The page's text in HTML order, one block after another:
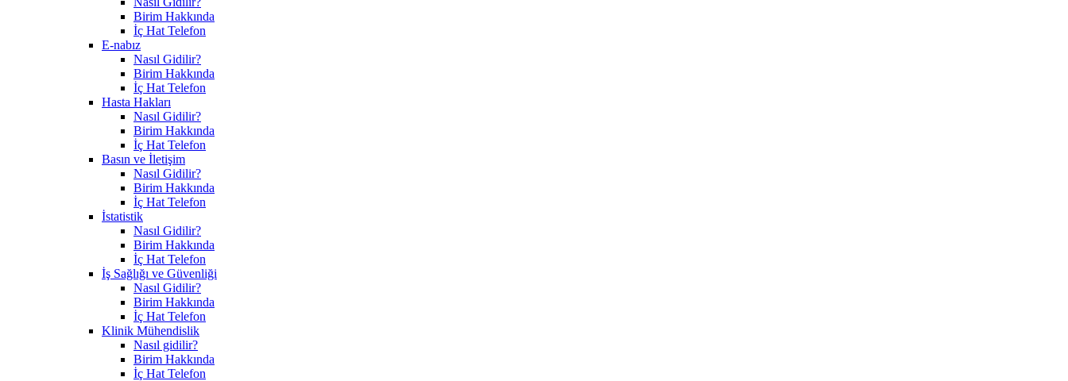
Birim Hakkında
İç Hat Telefon
E-nabız
Nasıl Gidilir?
Birim Hakkında
İç Hat Telefon
Hasta Hakları
Nasıl Gidilir?
Birim Hakkında
İç Hat Telefon
Basın ve İletişim
Nasıl Gidilir?
Birim Hakkında
İç Hat Telefon
İstatistik
Nasıl Gidilir?
Birim Hakkında
İç Hat Telefon
İş Sağlığı ve Güvenliği
Nasıl Gidilir?
Birim Hakkında
İç Hat Telefon
Klinik Mühendislik
Nasıl gidilir?
Birim Hakkında
İç Hat Telefon